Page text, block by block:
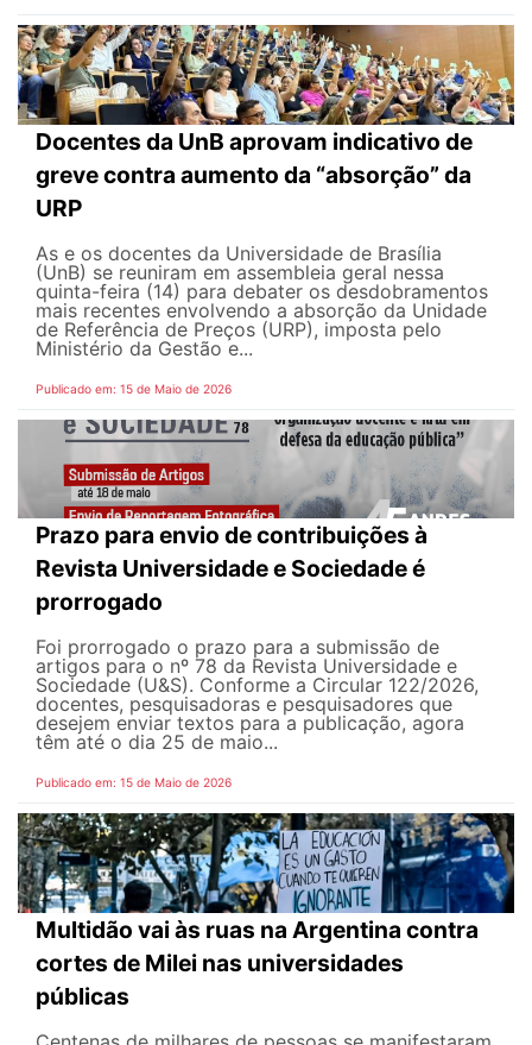
Docentes da UnB aprovam indicativo de
greve contra aumento da “absorção” da
URP
As e os docentes da Universidade de Brasília
(UnB) se reuniram em assembleia geral nessa
quinta-feira (14) para debater os desdobramentos
mais recentes envolvendo a absorção da Unidade
de Referência de Preços (URP), imposta pelo
Ministério da Gestão e...
Publicado em: 15 de Maio de 2026
Prazo para envio de contribuições à
Revista Universidade e Sociedade é
prorrogado
Foi prorrogado o prazo para a submissão de
artigos para o nº 78 da Revista Universidade e
Sociedade (U&S). Conforme a Circular 122/2026,
docentes, pesquisadoras e pesquisadores que
desejem enviar textos para a publicação, agora
têm até o dia 25 de maio...
Publicado em: 15 de Maio de 2026
Multidão vai às ruas na Argentina contra
cortes de Milei nas universidades
públicas